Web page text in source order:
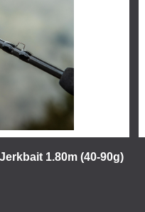
1.80m (40-90g)